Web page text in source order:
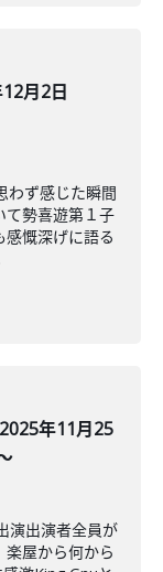
月2日
わず感じた瞬間
て勢喜遊第１子
慨深げに語る
年11月25
演出演者全員が
屋から何から